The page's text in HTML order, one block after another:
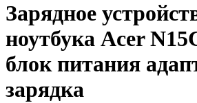
Зарядное
ноутбука Acer
блок питания
зарядка